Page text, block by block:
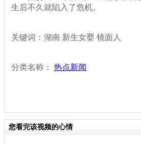
生后不久就陷入了危机。
关键词：湖南 新生女婴 镜面人
分类名称： 热点新闻
您看完该视频的心情